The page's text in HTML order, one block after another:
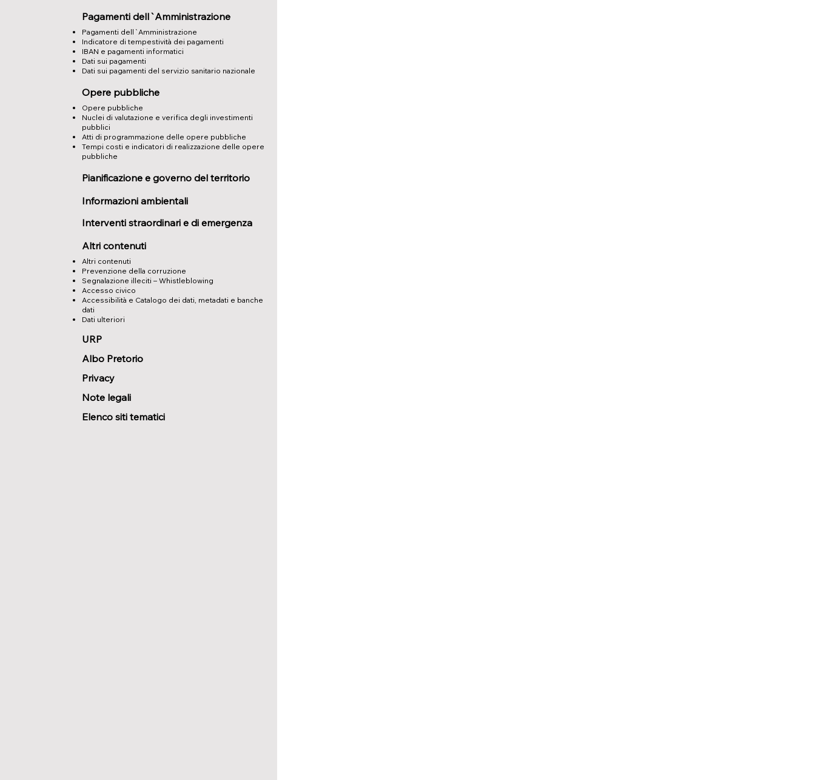
Pagamenti dell`Amministrazione
Pagamenti dell`Amministrazione
Indicatore di tempestività dei pagamenti
IBAN e pagamenti informatici
Dati sui pagamenti
Dati sui pagamenti del servizio sanitario nazionale
Opere pubbliche
Opere pubbliche
Nuclei di valutazione e verifica degli investimenti
pubblici
Atti di programmazione delle opere pubbliche
Tempi costi e indicatori di realizzazione delle opere
pubbliche
Pianificazione e governo del territorio
Informazioni ambientali
Interventi straordinari e di emergenza
Altri contenuti
Altri contenuti
Prevenzione della corruzione
Segnalazione illeciti – Whistleblowing
Accesso civico
Accessibilità e Catalogo dei dati, metadati e banche
dati
Dati ulteriori
URP
Albo Pretorio
Privacy
Note legali
Elenco siti tematici